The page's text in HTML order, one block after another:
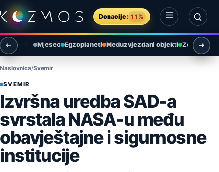
Preskoči na sadržaj
Donacije: 11%
Otvori izbornik
Otvori pretragu
Mjesec Egzoplaneti Međuzvjezdani objekti Zemlja i
Naslovnica Svemir
SVEMIR
Izvršna uredba SAD-a
svrstala NASA-u među
obavještajne i sigurnosne
institucije